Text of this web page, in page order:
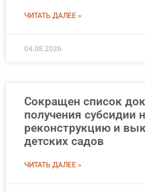
ЧИТАТЬ ДАЛЕЕ »
04.08.2026
Сокращен список
получения субсидии
реконструкцию и
детских садов
ЧИТАТЬ ДАЛЕЕ »